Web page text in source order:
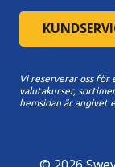
Vi reserverar oss för
valutakurser,
hemsidan är angivet